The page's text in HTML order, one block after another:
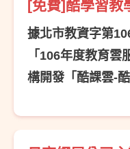
[免費]酷學習教
據北市教資字第
「106年度教育
構開發「酷課雲-